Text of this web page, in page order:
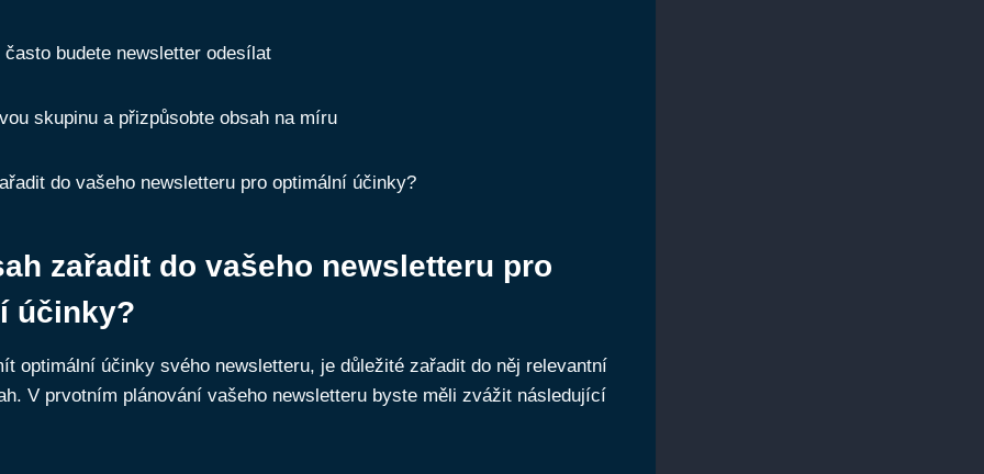
budete newsletter odesílat
skupinu a přizpůsobte obsah na míru
zařadit do vašeho newsletteru pro
účinky?
optimální účinky svého newsletteru, je důležité zařadit do něj relevantní
V prvotním plánování vašeho newsletteru byste měli zvážit následující